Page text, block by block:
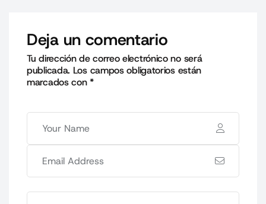
Deja un comentario
Tu dirección de correo electrónico no será
publicada. Los campos obligatorios están
marcados con*